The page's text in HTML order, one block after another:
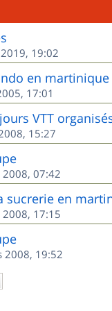
19:02
en martinique
17:01
VTT
15:27
2008, 07:42
sucrerie en
17:15
2008, 19:52